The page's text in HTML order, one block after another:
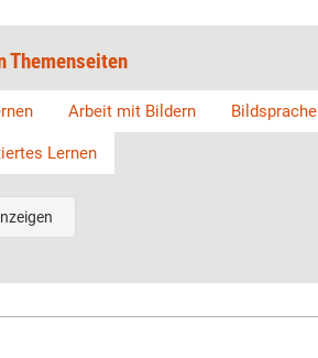
Themenseiten
Arbeit mit Bildern Bildsprache
Lernen